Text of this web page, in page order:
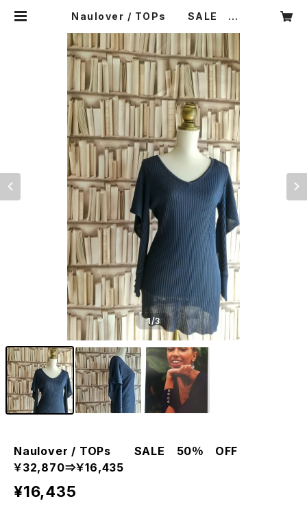
Naulover / TOPs SALE 5
| CARNIER MIKI
1/3
Naulover / TOPs SALE 50％ OFF
￥32,870⇒￥16,435
¥16,435